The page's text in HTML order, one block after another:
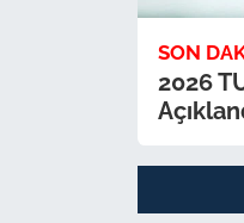
SON
2026